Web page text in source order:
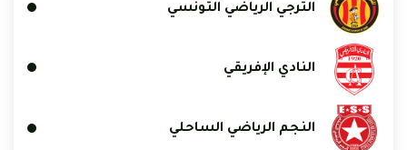
الترجي الرياضي التونسي
النادي الإفريقي
النجم الرياضي الساحلي